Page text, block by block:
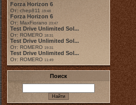
Forza Horizon 6
От: chep811 19:48
Forza Horizon 6
От: MaxFiorano 23:47
Test Drive Unlimited Sol...
От: ROMERO 18:31
Test Drive Unlimited Sol...
От: ROMERO 19:31
Test Drive Unlimited Sol...
От: ROMERO 11:49
Поиск